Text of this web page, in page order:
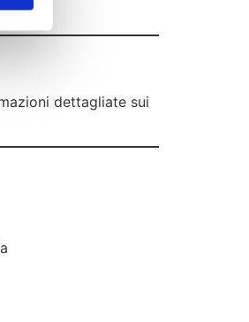
dettagliate sui